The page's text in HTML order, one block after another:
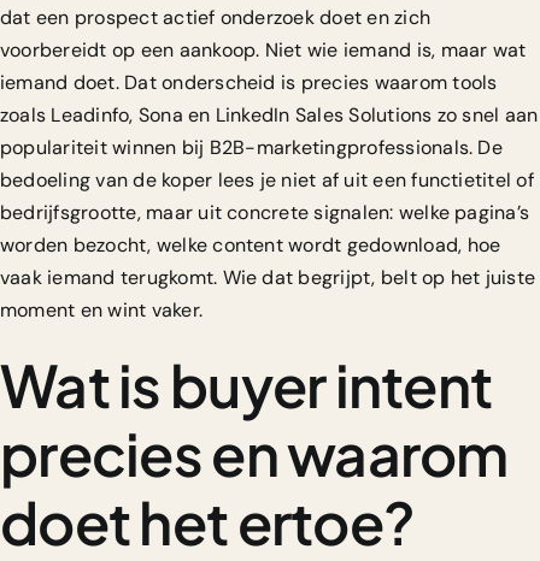
dat een prospect actief onderzoek doet en zich
voorbereidt op een aankoop. Niet wie iemand is, maar wat
iemand doet. Dat onderscheid is precies waarom tools
zoals Leadinfo, Sona en LinkedIn Sales Solutions zo snel aan
populariteit winnen bij B2B-marketingprofessionals. De
bedoeling van de koper lees je niet af uit een functietitel of
bedrijfsgrootte, maar uit concrete signalen: welke pagina’s
worden bezocht, welke content wordt gedownload, hoe
vaak iemand terugkomt. Wie dat begrijpt, belt op het juiste
moment en wint vaker.
Wat is buyer intent
precies en waarom
doet het ertoe?